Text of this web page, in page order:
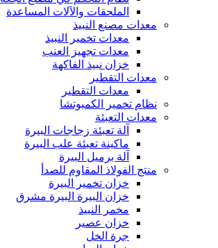
الملحقات والآلات المساعدة
معدات مصنع النبيذ
معدات تخمير النبيذ
معدات تجهيز العنب
خزان نبيذ الفاكهة
معدات التقطير
معدات التقطير
نظام تخمير الكمبوتشا
معدات التعبئة
آلة تعبئة زجاجات البيرة
ماكينة تعبئة علب البيرة
آلة برميل البيرة
منتج الفولاذ المقاوم للصدأ
خزان تخمير البيرة
خزان البيرة البيرة مشرق
مخمر النبيذ
خزان عصير
جرة الخل